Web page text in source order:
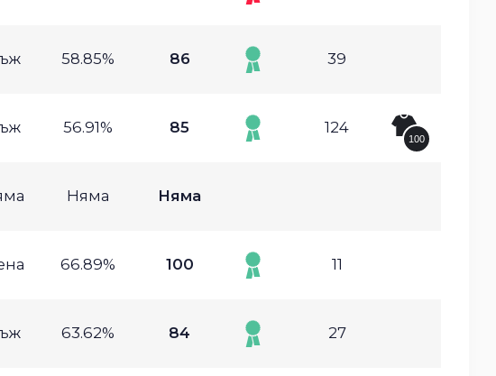
58.85% 86 39
56.91% 85 124
100
Няма Няма
66.89% 100 11
63.62% 84 27